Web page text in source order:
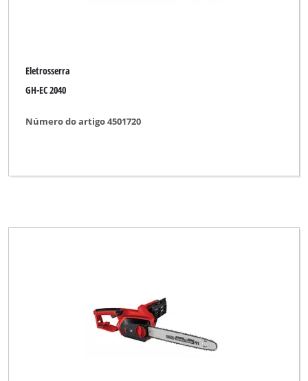
Eletrosserra
GH-EC 2040
Número do artigo 4501720